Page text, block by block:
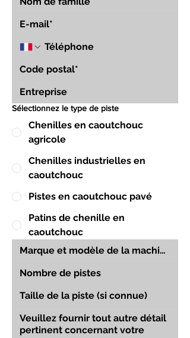
Sélectionnez le type de piste
Chenilles en caoutchouc
agricole
Chenilles industrielles en
caoutchouc
Pistes en caoutchouc pavé
Patins de chenille en
caoutchouc